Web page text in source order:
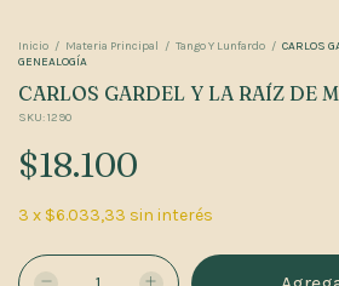
Inicio / Materia Principal / Tango Y Lunfardo / CARLOS
GENEALOGÍA
CARLOS GARDEL Y LA RAÍZ DE
SKU:1290
$18.100
3 x $6.033,33 sin interés